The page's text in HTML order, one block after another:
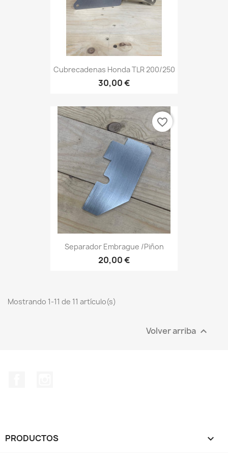
Cubrecadenas Honda TLR 200/250
30,00 €
Separador Embrague /piñon
20,00 €
favorite_border
Mostrando 1-11 de 11 artículo(s)
Volver arriba 
PRODUCTOS 